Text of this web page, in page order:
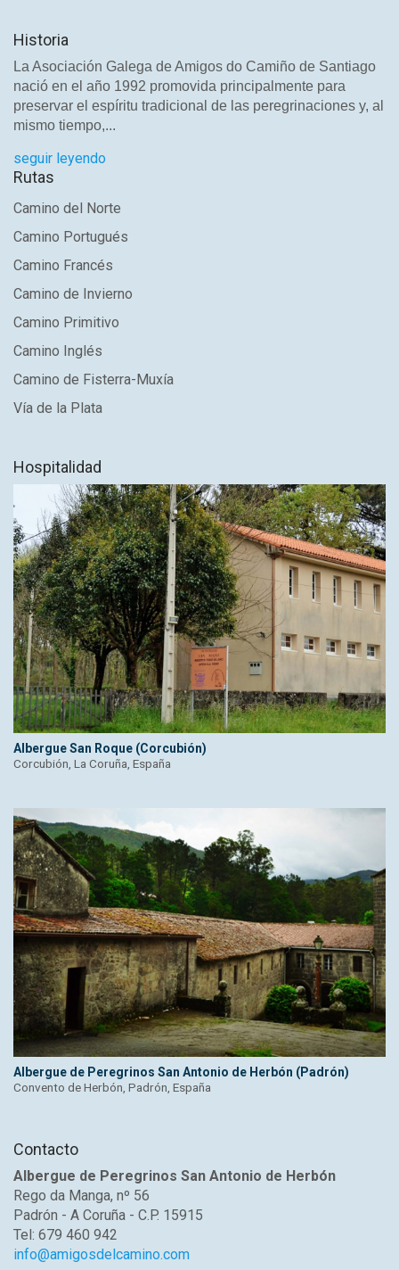
Historia
La Asociación Galega de Amigos do Camiño de Santiago
nació en el año 1992 promovida principalmente para
preservar el espíritu tradicional de las peregrinaciones y, al
mismo tiempo,...
seguir leyendo
Rutas
Camino del Norte
Camino Portugués
Camino Francés
Camino de Invierno
Camino Primitivo
Camino Inglés
Camino de Fisterra-Muxía
Vía de la Plata
Hospitalidad
Albergue San Roque (Corcubión)
Corcubión, La Coruña, España
Albergue de Peregrinos San Antonio de Herbón (Padrón)
Convento de Herbón, Padrón, España
Contacto
Albergue de Peregrinos San Antonio de Herbón
Rego da Manga, nº 56
Padrón - A Coruña - C.P. 15915
Tel: 679 460 942
info@amigosdelcamino.com